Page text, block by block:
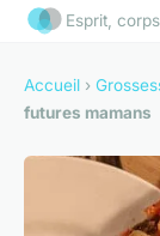
Esprit,
Accueil ›
futures mamans